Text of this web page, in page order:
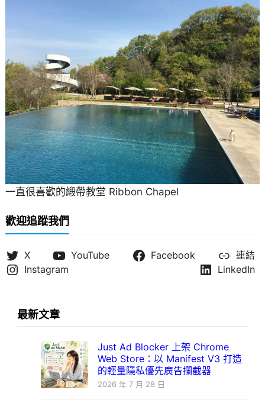
一直很喜歡的緞帶教堂 Ribbon Chapel
歡迎追蹤我們
X YouTube Facebook
連結
Instagram
LinkedIn
最新文章
Just Ad Blocker 上架 Chrome
Web Store：以 Manifest V3 打造
的輕量隱私優先廣告攔截器
2026 年 7 月 28 日